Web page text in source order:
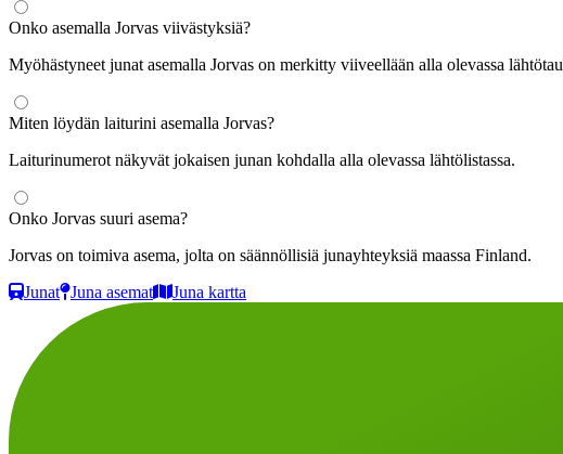
Onko asemalla Jorvas viivästyksiä?
Myöhästyneet junat asemalla Jorvas on merkitty viiveellään alla olevassa
Miten löydän laiturini asemalla Jorvas?
Laiturinumerot näkyvät jokaisen junan kohdalla alla olevassa lähtölistassa.
Onko Jorvas suuri asema?
Jorvas on toimiva asema, jolta on säännöllisiä junayhteyksiä maassa Finland.
Junat Juna asemat Juna kartta